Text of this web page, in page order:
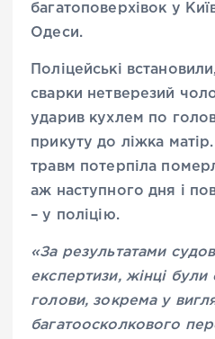
багатоповерхівок у
Одеси.
Поліцейські
сварки нетверезий
ударив кухлем по
прикуту до ліжка
травм потерпіла
аж наступного дня і
– у поліцію.
«За результатами
експертизи, жінці
голови, зокрема у
багатоосколкового